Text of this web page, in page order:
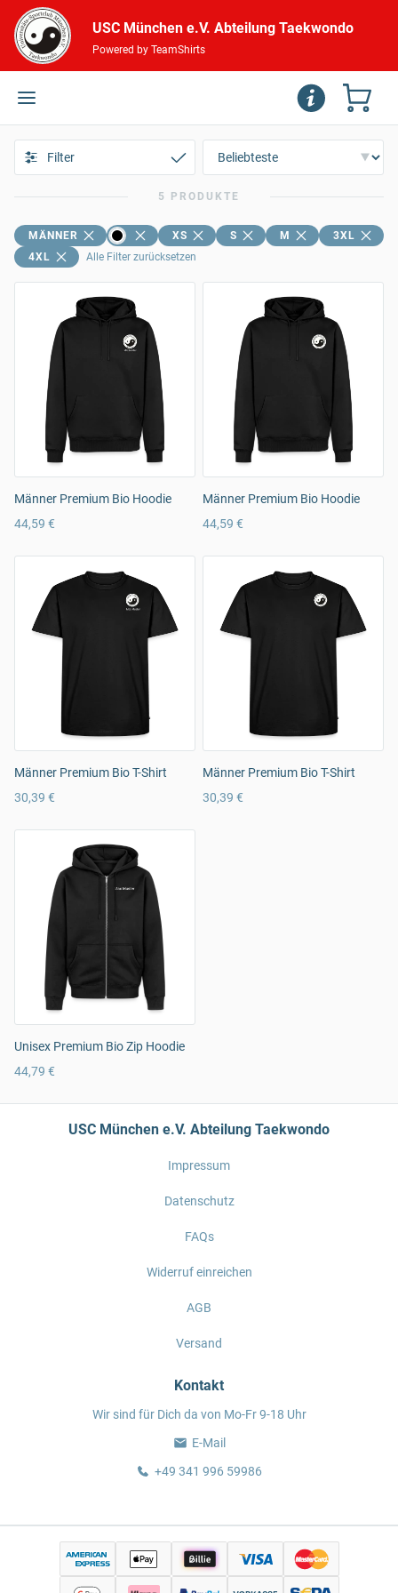
USC München e.V. Abteilung Taekwondo
Powered by TeamShirts
Filter
5 PRODUKTE
MÄNNER XS S M
3XL
4XL
Alle Filter zurücksetzen
Männer Premium Bio Hoodie
44,59 €
Männer Premium Bio Hoodie
44,59 €
Männer Premium Bio T-Shirt
30,39 €
Männer Premium Bio T-Shirt
30,39 €
Unisex Premium Bio Zip Hoodie
44,79 €
USC München e.V. Abteilung Taekwondo
Impressum
Datenschutz
FAQs
Widerruf einreichen
AGB
Versand
Kontakt
Wir sind für Dich da von Mo-Fr 9-18 Uhr
E-Mail
+49 341 996 59986